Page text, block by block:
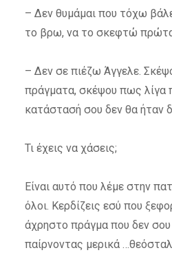
– Δεν θυμάμαι που τόχω
το βρω, να το σκεφτώ
– Δεν σε πιέζω Άγγελε.
πράγματα, σκέψου πως
κατάστασή σου δεν θα ήταν
Τι έχεις να χάσεις;
Είναι αυτό που λέμε στην
όλοι. Κερδίζεις εσύ που
άχρηστο πράγμα που δεν
παίρνοντας μερικά